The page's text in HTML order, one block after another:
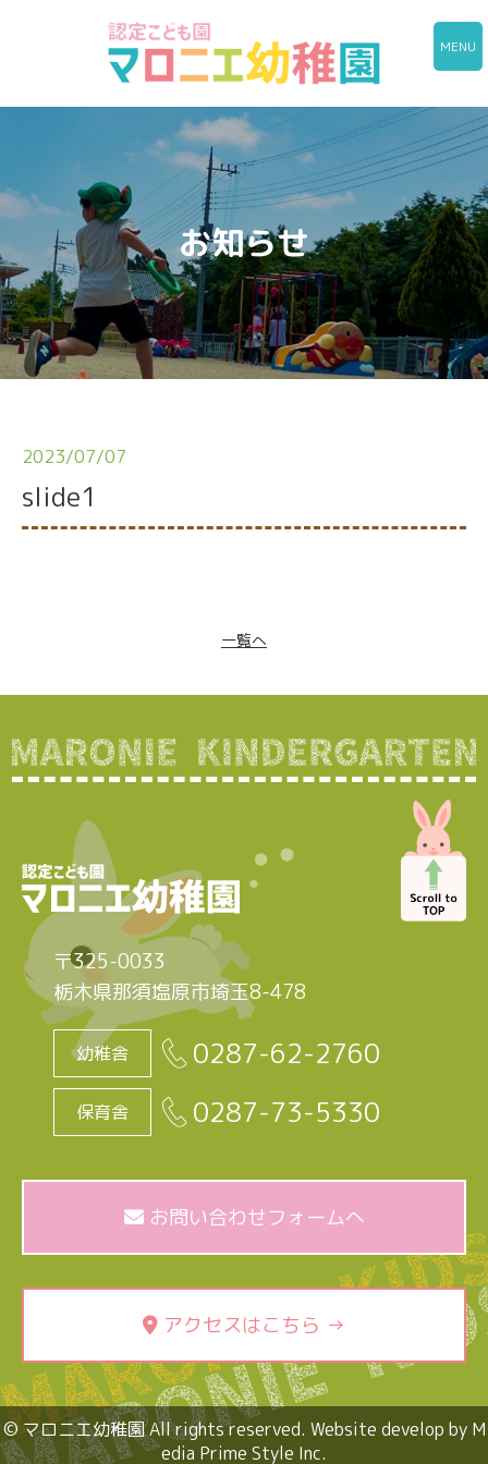
MENU
お知らせ
2023/07/07
slide1
一覧へ
〒325-0033
栃木県那須塩原市埼玉8-478
幼稚舎 0287-62-2760
保育舎 0287-73-5330
お問い合わせフォームへ
アクセスはこちら →
© マロニエ幼稚園 All rights reserved. Website develop by M
edia Prime Style Inc.